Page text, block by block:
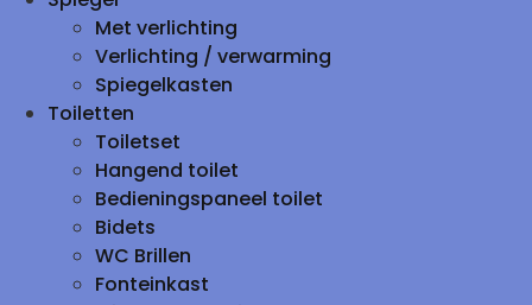
Met verlichting
Verlichting / verwarming
Spiegelkasten
Toiletten
Toiletset
Hangend toilet
Bedieningspaneel toilet
Bidets
WC Brillen
Fonteinkast